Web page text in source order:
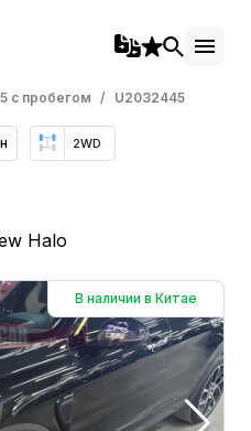
с пробегом / U2032445
2WD
Halo
В наличии в Китае